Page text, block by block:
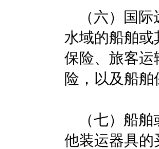
（六）国际
水域的船舶
保险、旅客运
险，以及船
（七）船舶
他装运器具的